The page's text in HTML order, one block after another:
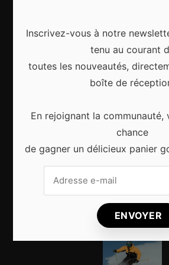
Roadtrip
Gagnez le city trip de vos rêves
Inscrivez-vous à notre
tenu au courant
toutes les nouveautés,
boîte de
En rejoignant la communauté,
chance
de gagner un délicieux panier